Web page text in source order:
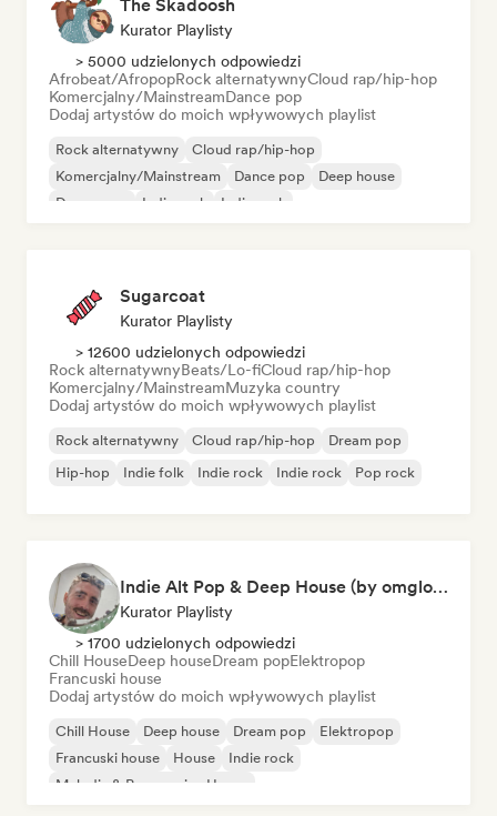
The Skadoosh
Kurator Playlisty
> 5000 udzielonych odpowiedzi
Afrobeat/AfropopRock alternatywnyCloud rap/hip-hop
Komercjalny/MainstreamDance pop
Dodaj artystów do moich wpływowych playlist
Rock alternatywny
Cloud rap/hip-hop
Komercjalny/Mainstream
Dance pop
Deep house
Dream pop
Indie rock Indie rock
Sugarcoat
Kurator Playlisty
> 12600 udzielonych odpowiedzi
Rock alternatywnyBeats/Lo-fiCloud rap/hip-hop
Komercjalny/MainstreamMuzyka country
Dodaj artystów do moich wpływowych playlist
Rock alternatywny Cloud rap/hip-hop
Dream pop
Hip-hop
Indie folk Indie rock Indie rock Pop rock
Indie Alt Pop & Deep House (by omglookitsRaph)
Kurator Playlisty
> 1700 udzielonych odpowiedzi
Chill HouseDeep houseDream popElektropop
Francuski house
Dodaj artystów do moich wpływowych playlist
Chill House Deep house Dream pop
Elektropop
Francuski house
House
Indie rock
Melodic & Progressive House